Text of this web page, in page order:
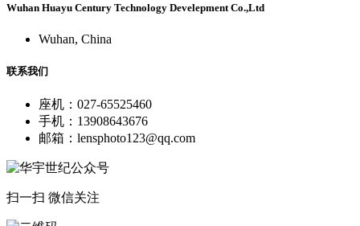
Wuhan Huayu Century Technology Develepment Co.,Ltd
Wuhan, China
联系我们
座机：027-65525460
手机：13908643676
邮箱：lensphoto123@qq.com
扫一扫 微信关注